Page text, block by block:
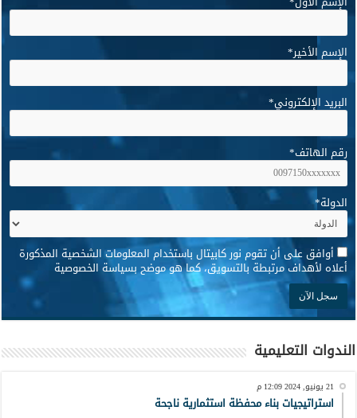
الإسم الأخير*
البريد الإلكتروني*
رقم الهاتف*
الدولة*
* أوافق على أن تقوم نور كابيتال باستخدام المعلومات الشخصية المذكورة
أعلاه لأهداف مرتبطة بالتسويق، كما هو موضح بسياسة الخصوصية
الندوات التعليمية
21 يونيو, 2024 12:09 م
استراتيجيات بناء محفظة استثمارية ناجحة